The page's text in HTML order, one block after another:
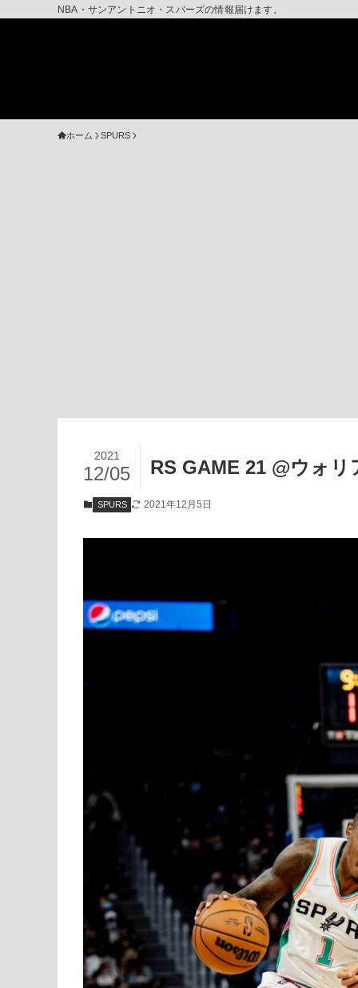
NBA・サンアントニオ・スパーズの情報届けます。
ホーム SPURS
RS GAME 21 @ウォリ
2021
12/05
SPURS 2021年12月5日